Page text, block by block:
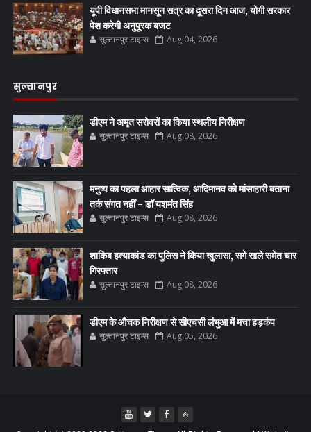
यूपी विधानसभा मानसून सत्र का दूसरा दिन आज, योगी सरकार
पेश करेगी अनुपूरक बजट
सुल्तानपुर टाइम्स Aug 04, 2026
सुल्तानपुर
डीएम ने अमृत सरोवरों का किया स्थलीय निरीक्षण
सुल्तानपुर टाइम्स Aug 08, 2026
मनुष्य का पहला आहार सात्विक, आदिमानव को मांसाहारी बताना
तर्क संगत नहीं - डॉ यशमंत सिंह
सुल्तानपुर टाइम्स Aug 08, 2026
शाकिब हत्याकांड का पुलिस ने किया खुलासा, सगे साले समेत चार
गिरफ्तार
सुल्तानपुर टाइम्स Aug 08, 2026
डीएम के औचक निरीक्षण से सीएचसी लंभुआ में मचा हड़कंप
सुल्तानपुर टाइम्स Aug 05, 2026